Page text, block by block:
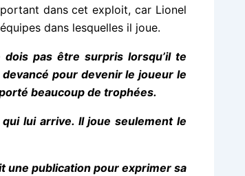
dans cet exploit, car Lionel
dans lesquelles il joue.
pas être surpris lorsqu’il te
devancé pour devenir le joueur le
beaucoup de trophées.
lui arrive. Il joue seulement le
une publication pour exprimer sa